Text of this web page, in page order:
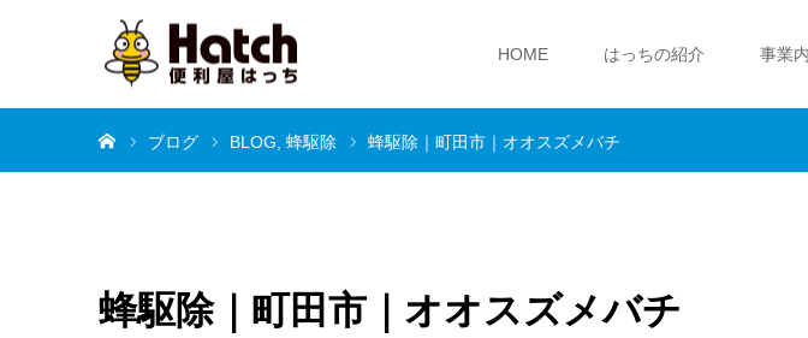
HOME はっちの紹介 事業
ブログ BLOG 蜂駆除 蜂駆除｜町田市｜オオスズメバチ
蜂駆除｜町田市｜オオスズメバチ